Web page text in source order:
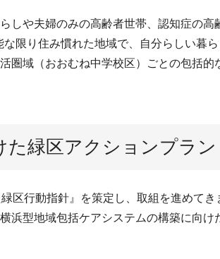
しや夫婦のみの高齢者世帯、認知症の
限り住み慣れた地域で、自分らしい暮
圏域（おおむね中学校区）ごとの包括
緑区アクションプラ
区行動指針』を策定し、取組を進めてき
浜型地域包括ケアシステムの構築に向